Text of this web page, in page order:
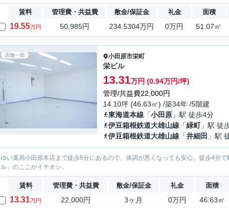
賃料 管理費・共益費 敷金/保証金 礼金 面積
19.55万円 50,985円 234.5304万円 0万円 51.07㎡
店舗一部 小田原市栄町
栄ビル
13.31万円 (0.94万円/坪)
管理/共益費22,000円
14.10坪 (46.63㎡) /築34年 /5階建
東海道本線 「小田原 」駅 徒歩4分
伊豆箱根鉄道大雄山線 「緑町」駅 徒
伊豆箱根鉄道大雄山線 「井細田 」駅
ゆい薬局小田原本店まで徒歩6分にあるので、体調が悪くなっても安心。徒歩4分
ル」のここがイチオシ。
賃料 管理費・共益費 敷金/保証金 礼金 面積
13.31万円 22,000円 3ヶ月 0万円 46.63㎡